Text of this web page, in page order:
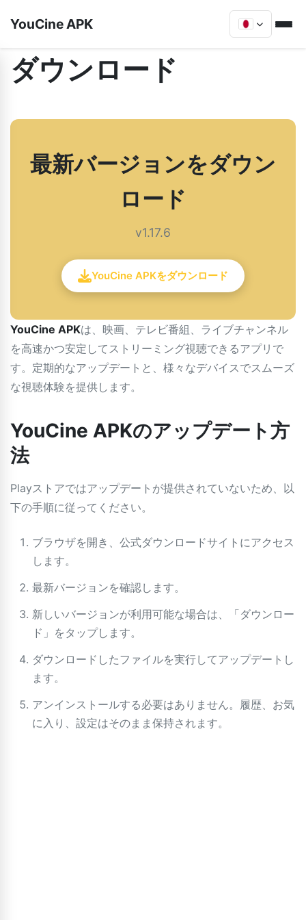
YouCine APK
ダウンロード
最新バージョンをダウン
ロード
v1.17.6
YouCine APKをダウンロード
YouCine APKは、映画、テレビ番組、ライブチャンネル
を高速かつ安定してストリーミング視聴できるアプリで
す。定期的なアップデートと、様々なデバイスでスムーズ
な視聴体験を提供します。
YouCine APKのアップデート方
法
Playストアではアップデートが提供されていないため、以
下の手順に従ってください。
ブラウザを開き、公式ダウンロードサイトにアクセス
します。
最新バージョンを確認します。
新しいバージョンが利用可能な場合は、「ダウンロー
ド」をタップします。
ダウンロードしたファイルを実行してアップデートし
ます。
アンインストールする必要はありません。履歴、お気
に入り、設定はそのまま保持されます。